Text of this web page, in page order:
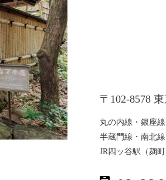
〒102-8578
丸の内線・銀座
半蔵門線・南北
JR四ッ谷駅（麹